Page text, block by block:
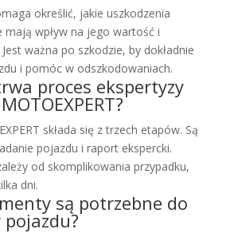
określić, jakie uszkodzenia
mają wpływ na jego wartość i
ważna po szkodzie, by dokładnie
i pomóc w odszkodowaniach.
proces ekspertyzy
składa się z trzech etapów. Są
pojazdu i raport ekspercki.
od skomplikowania przypadku,
dni.
są potrzebne do